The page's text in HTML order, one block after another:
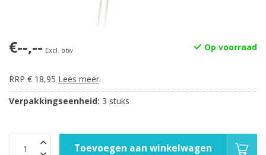
€--,-- Excl. btw Op voorraad
RRP € 18,95 Lees meer.
Verpakkingseenheid: 3 stuks
Toevoegen aan winkelwagen